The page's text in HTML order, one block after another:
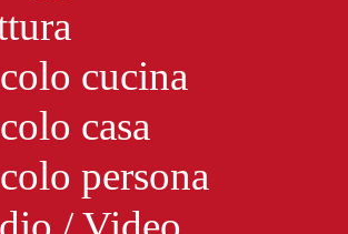
cucina
casa
persona